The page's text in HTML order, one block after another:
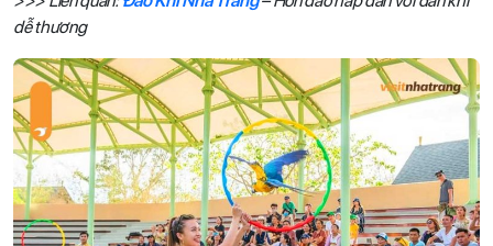
dễ thương